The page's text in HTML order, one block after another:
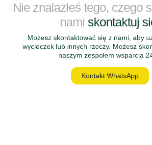
Nie znalazłeś tego, czego
nami skontaktuj
Możesz skontaktować się z nami, aby
wycieczek lub innych rzeczy. Możesz
naszym zespołem wsparcia
Kontakt WhatsApp